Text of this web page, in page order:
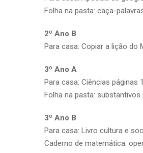
Folha na pasta: caça-
2º Ano B
Para casa: Copiar a lição do
3º Ano A
Para casa: Ciências páginas
Folha na pasta: substantivos
3º Ano B
Para casa: Livro cultura e
Caderno de matemática: